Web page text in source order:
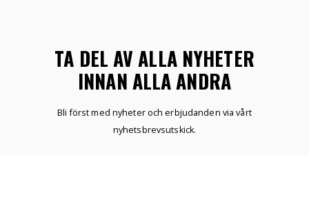
TA DEL AV ALLA NYHETER
INNAN ALLA ANDRA
Bli först med nyheter och erbjudanden via vårt
nyhetsbrevsutskick.